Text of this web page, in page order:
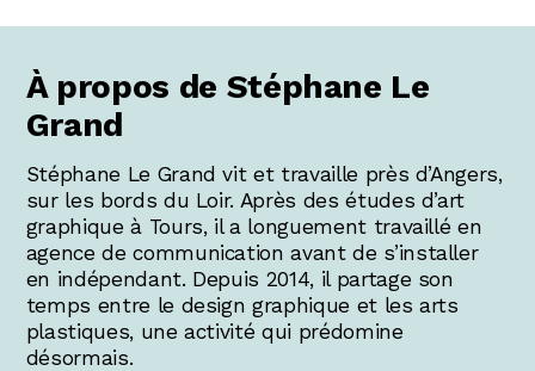
À propos de Stéphane Le
Grand
Stéphane Le Grand vit et travaille près d’Angers,
sur les bords du Loir. Après des études d’art
graphique à Tours, il a longuement travaillé en
agence de communication avant de s’installer
en indépendant. Depuis 2014, il partage son
temps entre le design graphique et les arts
plastiques, une activité qui prédomine
désormais.